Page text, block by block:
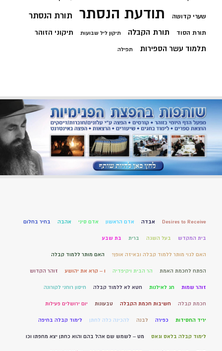
שערי קדושה תודעת הנסתר תורת הנסתר
תורת הסוד תורת הקבלה תיקון ליל שבועות תיקוני הזוהר
תלמוד עשר הספירות תפילה
Desires to Receive אבדה אדם הראשון אדם סיני אהבה בחיר בחלום
בית המקדש בעל השגה ברית בת שבע
האם לגוי מותר ללמוד קבלה ובאיזה אופן? האם מותר ללמוד קבלה
הפתח לחכמת האמת הר הבית ויקיפדיה ו – קרא את יהושע זוהר הקדוש
זוהר שמות חג לאילנות חטא לא ללמוד קבלה חיסון רוחני לקורונה
חכמת קבלה חשיבות חכמת הקבלה טבעונות יום ירושלים פעילות
יריד החסידות כפירה לבנה להכינה כלה לחתן לימוד קבלה בחיפה
לימוד קבלה בלאס וגאס מט – לשמש שם אהל בהם והוא כחתן יצא מחפתו וכו